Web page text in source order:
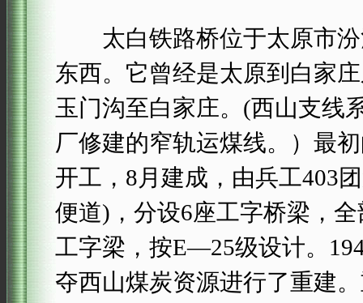
太白铁路桥位于太原市汾
东西。它曾经是太原到白家
玉门沟至白家庄。(西山支线
厂修建的窄轨运煤线。）最
开工，8月建成，由兵工403
便道)，分设6座工字桥梁，
工字梁，按E—25级设计。
夺西山煤炭资源进行了重建